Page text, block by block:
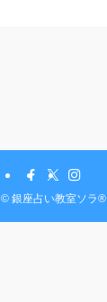
©銀座占い教室ソラ®